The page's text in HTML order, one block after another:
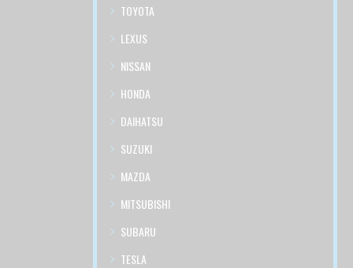
TOYOTA
LEXUS
NISSAN
HONDA
DAIHATSU
SUZUKI
MAZDA
MITSUBISHI
SUBARU
TESLA